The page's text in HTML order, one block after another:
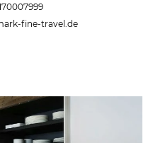
fine-travel.de